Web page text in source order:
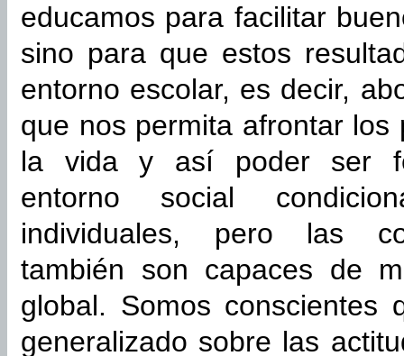
educamos para facilitar
sino para que estos
entorno escolar, es decir,
que nos permita afrontar
la vida y así poder ser
entorno social
individuales, pero las
también son capaces de
global. Somos conscientes
generalizado sobre las